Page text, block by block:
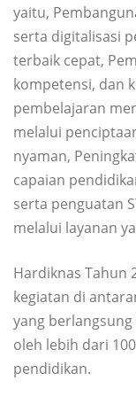
yaitu,
serta digitalisasi
terbaik cepat,
kompetensi, dan
pembelajaran
melalui
nyaman,
capaian
serta penguatan
melalui layanan
Hardiknas Tahun
kegiatan di
yang
oleh lebih dari
pendidikan.